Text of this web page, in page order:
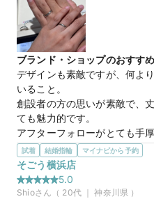
マイナビ限定 来店特典
この店舗のおすすめ特典情報
マイナビ限定＼土日祝早得特典
1,000円分ギフトカード
商品名
ブランド・ショップのおすす
デザインも素敵ですが、何よ
いること。
創設者の方の思いが素敵で、
ても魅力的です。
アフターフォローがとても手
有償のものでも他のブランド
選んだ商品を気に入った理由
全周に細くミラーボールのよ
がない箇所もキラキラして見
試着 結婚指輪 マイナビから予約
そごう横浜店
5.0
Shioさん（ 20代 ｜神奈川県 ）